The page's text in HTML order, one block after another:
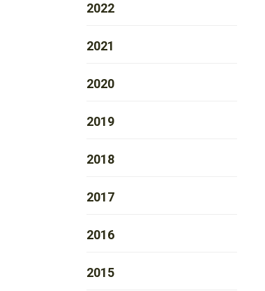
2022
2021
2020
2019
2018
2017
2016
2015